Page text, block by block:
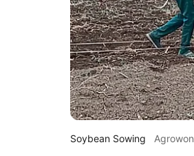
Soybean Sowing Agrowon